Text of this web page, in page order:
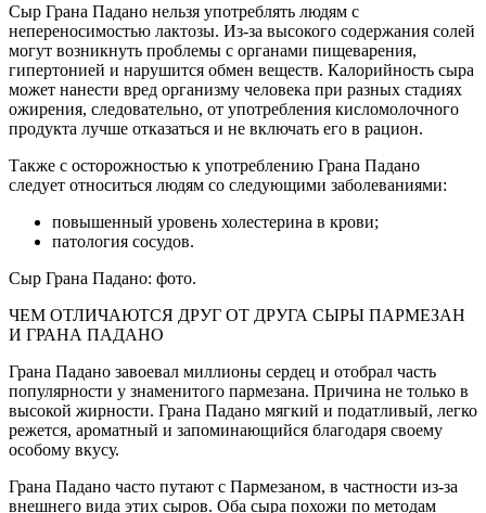
Сыр Грана Падано нельзя употреблять людям с
непереносимостью лактозы. Из-за высокого содержания солей
могут возникнуть проблемы с органами пищеварения,
гипертонией и нарушится обмен веществ. Калорийность сыра
может нанести вред организму человека при разных стадиях
ожирения, следовательно, от употребления кисломолочного
продукта лучше отказаться и не включать его в рацион.
Также с осторожностью к употреблению Грана Падано
следует относиться людям со следующими заболеваниями:
повышенный уровень холестерина в крови;
патология сосудов.
Сыр Грана Падано: фото.
ЧЕМ ОТЛИЧАЮТСЯ ДРУГ ОТ ДРУГА СЫРЫ ПАРМЕЗАН
И ГРАНА ПАДАНО
Грана Падано завоевал миллионы сердец и отобрал часть
популярности у знаменитого пармезана. Причина не только в
высокой жирности. Грана Падано мягкий и податливый, легко
режется, ароматный и запоминающийся благодаря своему
особому вкусу.
Грана Падано часто путают с Пармезаном, в частности из-за
внешнего вида этих сыров. Оба сыра похожи по методам